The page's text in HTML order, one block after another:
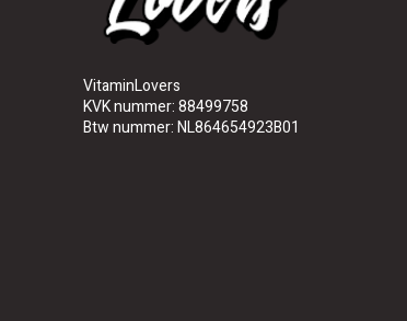
VitaminLovers
KVK nummer: 88499758
Btw nummer: NL864654923B01